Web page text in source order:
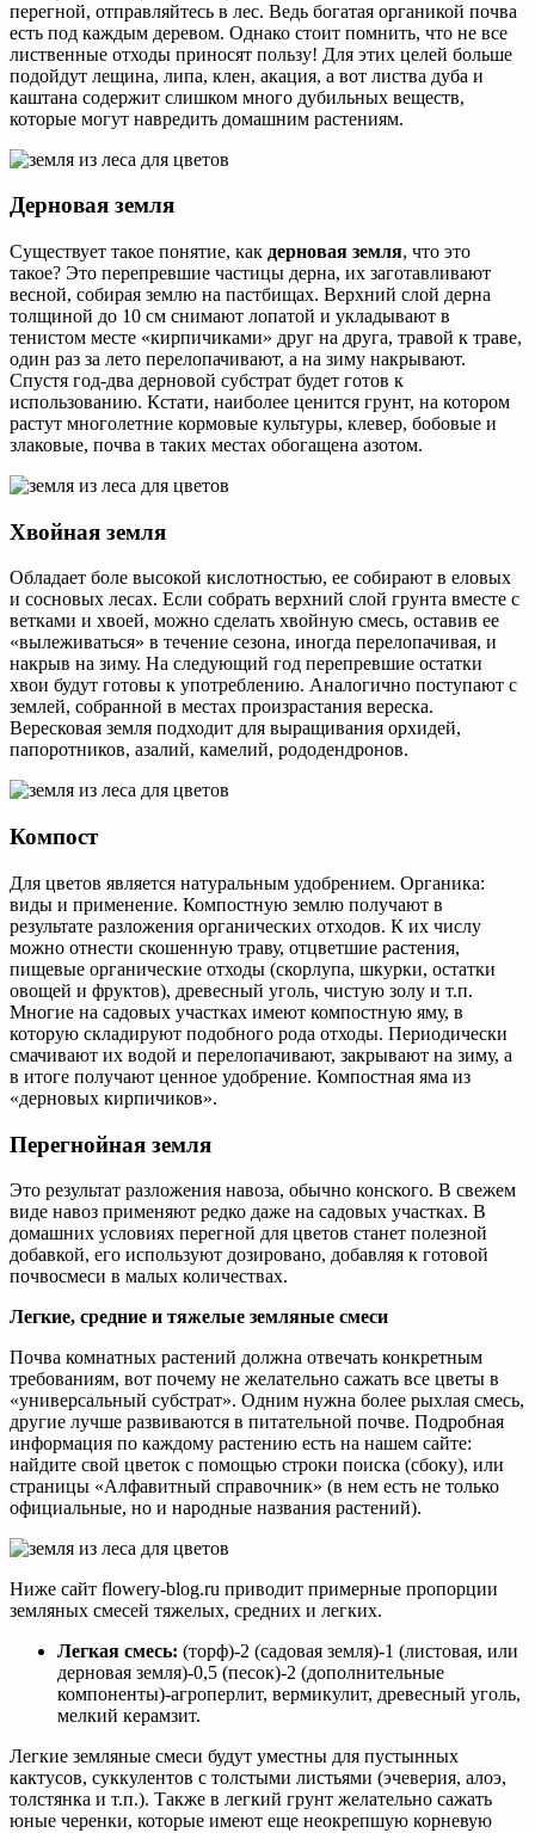
перегной, отправляйтесь в лес. Ведь богатая органикой почва
есть под каждым деревом. Однако стоит помнить, что не все
лиственные отходы приносят пользу! Для этих целей больше
подойдут лещина, липа, клен, акация, а вот листва дуба и
каштана содержит слишком много дубильных веществ,
которые могут навредить домашним растениям.
Дерновая земля
Существует такое понятие, как дерновая земля, что это
такое? Это перепревшие частицы дерна, их заготавливают
весной, собирая землю на пастбищах. Верхний слой дерна
толщиной до 10 см снимают лопатой и укладывают в
тенистом месте «кирпичиками» друг на друга, травой к траве,
один раз за лето перелопачивают, а на зиму накрывают.
Спустя год-два дерновой субстрат будет готов к
использованию. Кстати, наиболее ценится грунт, на котором
растут многолетние кормовые культуры, клевер, бобовые и
злаковые, почва в таких местах обогащена азотом.
Хвойная земля
Обладает боле высокой кислотностью, ее собирают в еловых
и сосновых лесах. Если собрать верхний слой грунта вместе с
ветками и хвоей, можно сделать хвойную смесь, оставив ее
«вылеживаться» в течение сезона, иногда перелопачивая, и
накрыв на зиму. На следующий год перепревшие остатки
хвои будут готовы к употреблению. Аналогично поступают с
землей, собранной в местах произрастания вереска.
Вересковая земля подходит для выращивания орхидей,
папоротников, азалий, камелий, рододендронов.
Компост
Для цветов является натуральным удобрением. Органика:
виды и применение. Компостную землю получают в
результате разложения органических отходов. К их числу
можно отнести скошенную траву, отцветшие растения,
пищевые органические отходы (скорлупа, шкурки, остатки
овощей и фруктов), древесный уголь, чистую золу и т.п.
Многие на садовых участках имеют компостную яму, в
которую складируют подобного рода отходы. Периодически
смачивают их водой и перелопачивают, закрывают на зиму, а
в итоге получают ценное удобрение. Компостная яма из
«дерновых кирпичиков».
Перегнойная земля
Это результат разложения навоза, обычно конского. В свежем
виде навоз применяют редко даже на садовых участках. В
домашних условиях перегной для цветов станет полезной
добавкой, его используют дозировано, добавляя к готовой
почвосмеси в малых количествах.
Легкие, средние и тяжелые земляные смеси
Почва комнатных растений должна отвечать конкретным
требованиям, вот почему не желательно сажать все цветы в
«универсальный субстрат». Одним нужна более рыхлая смесь,
другие лучше развиваются в питательной почве. Подробная
информация по каждому растению есть на нашем сайте:
найдите свой цветок с помощью строки поиска (сбоку), или
страницы «Алфавитный справочник» (в нем есть не только
официальные, но и народные названия растений).
Ниже сайт flowery-blog.ru приводит примерные пропорции
земляных смесей тяжелых, средних и легких.
Легкая смесь: (торф)-2 (садовая земля)-1 (листовая, или
дерновая земля)-0,5 (песок)-2 (дополнительные
компоненты)-агроперлит, вермикулит, древесный уголь,
мелкий керамзит.
Легкие земляные смеси будут уместны для пустынных
кактусов, суккулентов с толстыми листьями (эчеверия, алоэ,
толстянка и т.п.). Также в легкий грунт желательно сажать
юные черенки, которые имеют еще неокрепшую корневую